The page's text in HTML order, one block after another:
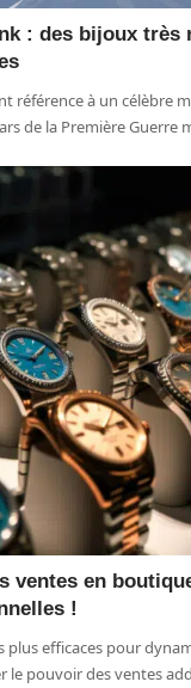
: des bijoux très
référence à un célèbre
de la Première Guerre
ventes en
!
plus efficaces pour
le pouvoir des ventes